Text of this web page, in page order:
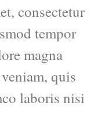
consectetur
tempor
magna
quis
laboris nisi